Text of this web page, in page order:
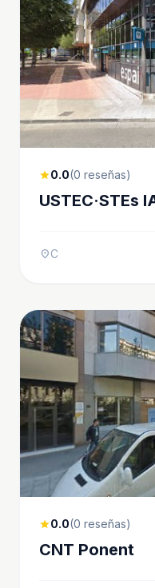
star0.0(0 reseñas)
USTEC·STEs
location_onC
star0.0(0 reseñas)
CNT Ponent